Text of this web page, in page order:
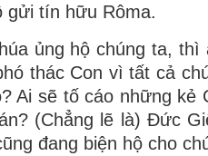
gửi tín hữu Rôma.
ủng hộ chúng ta,
thác Con vì tất cả
Ai sẽ tố cáo những kẻ
(Chẳng lẽ là) Ðức
đang biện hộ cho